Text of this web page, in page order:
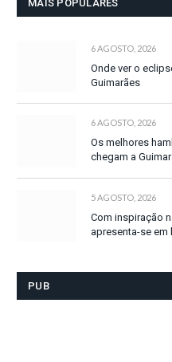
MAIS POPULARES
6 AGOSTO, 2026
Onde ver o
Guimarães
6 AGOSTO, 2026
Os melhores
chegam a
5 AGOSTO, 2026
Com inspiração
apresenta-se em
PUB